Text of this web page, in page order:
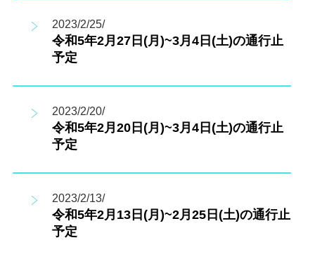
2023/2/25/
令和5年2月27日(月)~3月4日(土)の通行止
予定
2023/2/20/
令和5年2月20日(月)~3月4日(土)の通行止
予定
2023/2/13/
令和5年2月13日(月)~2月25日(土)の通行止
予定